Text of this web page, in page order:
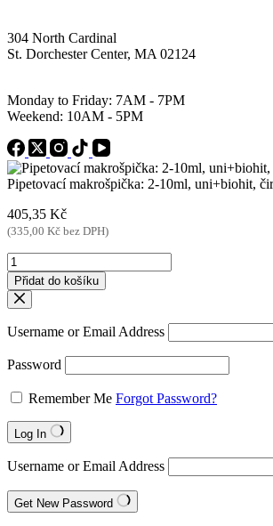
304 North Cardinal
St. Dorchester Center, MA 02124
Monday to Friday: 7AM - 7PM
Weekend: 10AM - 5PM
Pipetovací makrošpička: 2-10ml, uni+biohit,
405,35 Kč
(335,00 Kč bez DPH)
Pipetovací
makrošpička:
2-
10ml,
uni+biohit,
čirá;
bal(100ks)
množství
Přidat do košíku
Username or Email Address
Password
Remember Me Forgot Password?
Log In
Username or Email Address
Get New Password